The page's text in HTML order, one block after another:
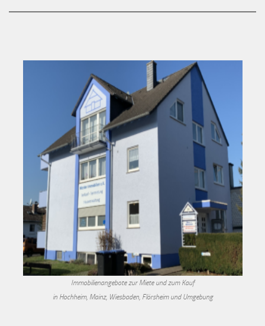
Immobilienangebote zur Miete und zum Kauf
in Hochheim, Mainz, Wiesbaden, Flörsheim und Umgebung